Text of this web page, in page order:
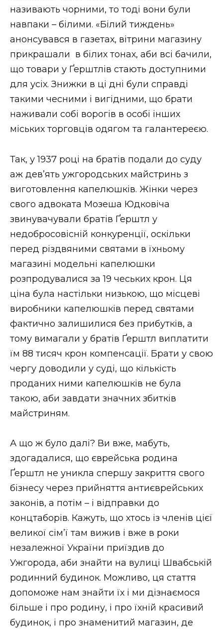
називають чорними, то тоді вони були
навпаки – білими. «Білий тиждень»
анонсувався в газетах, вітрини магазину
прикрашали в білих тонах, аби всі бачили,
що товари у Ґерштлів стають доступними
для усіх. Знижки в ці дні були справді
такими чесними і вигідними, що брати
наживали собі ворогів в особі інших
міських торговців одягом та галантереєю.
Так, у 1937 році на братів подали до суду
аж дев’ять ужгородських майстринь з
виготовлення капелюшків. Жінки через
свого адвоката Мозеша Юдковіча
звинувачували братів Ґерштл у
недобросовісній конкуренції, оскільки
перед різдвяними святами в їхньому
магазині модельні капелюшки
розпродувалися за 19 чеських крон. Ця
ціна була настільки низькою, що місцеві
виробники капелюшків перед святами
фактично залишилися без прибутків, а
тому вимагали у братів Ґерштл виплатити
їм 88 тисяч крон компенсації. Брати у свою
чергу доводили у суді, що кількість
проданих ними капелюшків не була
такою, аби завдати значних збитків
майстриням.
А що ж було далі? Ви вже, мабуть,
здогадалися, що єврейська родина
Ґерштл не уникла спершу закриття свого
бізнесу через прийняття антиєврейських
законів, а потім – і відправки до
концтаборів. Кажуть, що хтось із членів цієї
великої сім’ї там вижив і вже в роки
незалежної України приїздив до
Ужгорода, аби знайти на вулиці Швабській
родинний будинок. Можливо, ця стаття
допоможе нам знайти їх і ми дізнаємося
більше і про родину, і про їхній красивий
будинок, і про знаменитий магазин, де